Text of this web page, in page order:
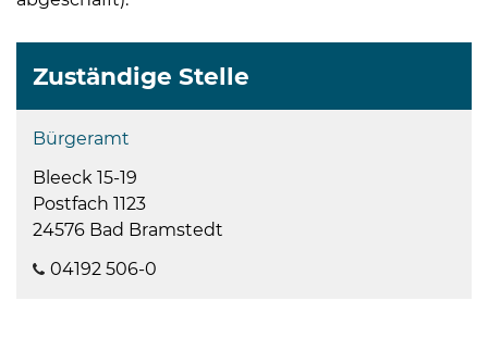
Zuständige Stelle
Bürgeramt
Bleeck 15-19
Postfach 1123
24576 Bad Bramstedt
04192 506-0